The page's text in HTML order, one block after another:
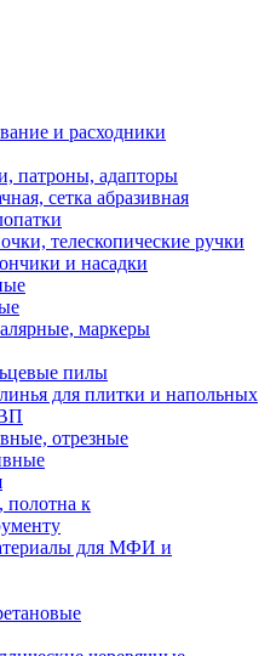
и расходники
патроны, адапторы
сетка абразивная
телескопические ручки
и насадки
маркеры
пилы
для плитки и напольных
отрезные
к
для МФИ и